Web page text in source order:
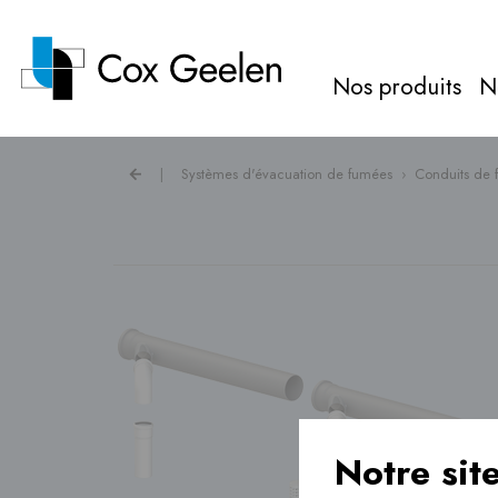
Nos produits
Ventilation ›
Chauffage au sol ›
| Systèmes d'évacuation de fumées › Conduits de
Notre